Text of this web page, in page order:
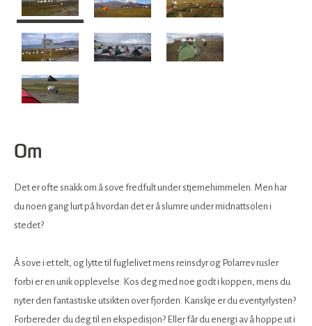
Om
Det er ofte snakk om å sove fredfult under stjernehimmelen. Men har
du noen gang lurt på hvordan det er å slumre under midnattsolen i
stedet?
Å sove i et telt, og lytte til fuglelivet mens reinsdyr og Polarrev rusler
forbi er en unik opplevelse. Kos deg med noe godt i koppen, mens du
nyter den fantastiske utsikten over fjorden. Kanskje er du eventyrlysten?
Forbereder du deg til en ekspedisjon? Eller får du energi av å hoppe ut i